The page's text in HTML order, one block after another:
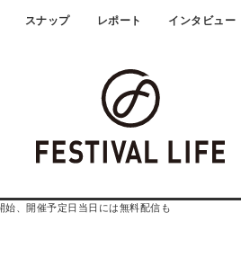
スナップ レポート インタビュー
、開催予定日当日には無料配信も